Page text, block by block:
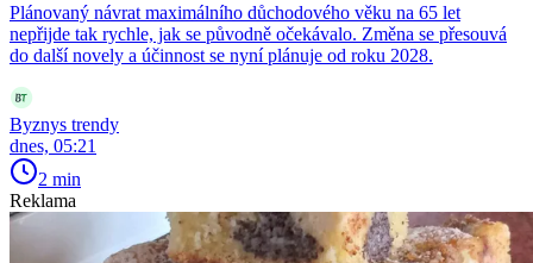
Plánovaný návrat maximálního důchodového věku na 65 let
nepřijde tak rychle, jak se původně očekávalo. Změna se přesouvá
do další novely a účinnost se nyní plánuje od roku 2028.
Byznys trendy
dnes, 05:21
2 min
Reklama